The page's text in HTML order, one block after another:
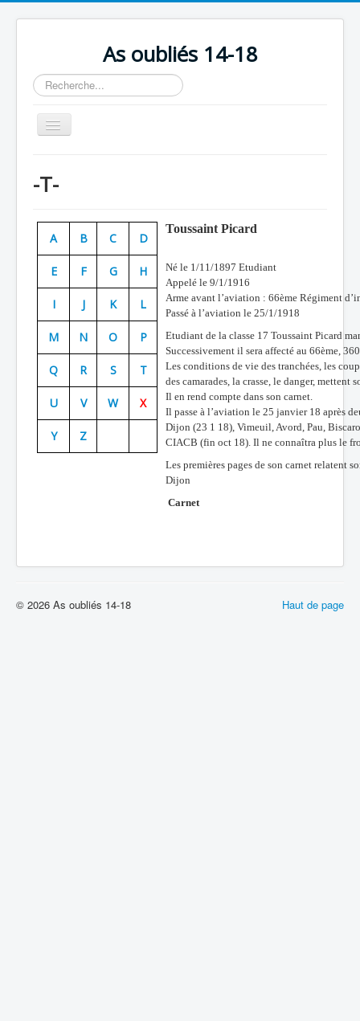
As oubliés 14-18
Rechercher
Basculer
la
Chronologie
Escadrilles
Organisation
Avions
Personnels
Doctrines
Batailles
Les As
Cahiers des As
-T-
A B C D
E F G H
I J K L
M N O P
Q R S T
U V W X
Y Z
Toussaint Picard
Né le 1/11/1897 Etudiant
Appelé le 9/1/1916
Arme avant l’aviation : 66ème Régiment
Passé à l’aviation le 25/1/1918
Etudiant de la classe 17 Toussaint Picard
Successivement il sera affecté au 66ème,
Les conditions de vie des tranchées, les
des camarades, la crasse, le danger,
Il en rend compte dans son carnet.
Il passe à l’aviation le 25 janvier 18 après
Dijon (23 1 18), Vimeuil, Avord, Pau,
CIACB (fin oct 18). Il ne connaîtra plus le
Les premières pages de son carnet relatent
Dijon
Carnet
Haut de page
© 2026 As oubliés 14-18